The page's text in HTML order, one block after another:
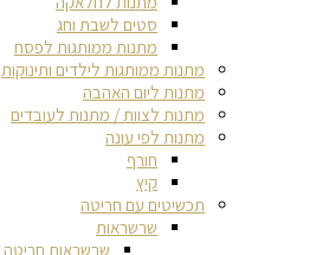
סטים לשבת וחג
מתנות ממותגות לפסח
מתנות ממותגות לילדים ותינוקות
מתנות ליום האהבה
מתנות לצוות / מתנות לעובדים
מתנות לפי עונה
חורף
קיץ
תכשיטים עם חריטה
שרשראות
שרשראות חריטה